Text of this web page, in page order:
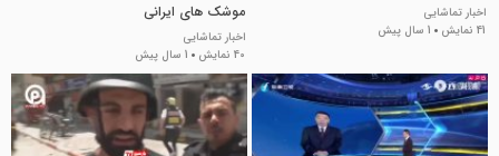
اخبار تماشایی
41 نمایش
1 سال پیش
موشک های ایرانی
اخبار تماشایی
40 نمایش
1 سال پیش